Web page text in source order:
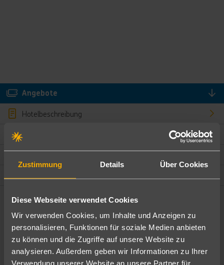
Zustimmung Details Über Cookies
Diese Webseite verwendet Cookies
Wir verwenden Cookies, um Inhalte und Anzeigen zu
personalisieren, Funktionen für soziale Medien anbieten
zu können und die Zugriffe auf unsere Website zu
analysieren. Außerdem geben wir Informationen zu Ihrer
Verwendung unserer Website an unsere Partner für
Angebote
Hotelbeschreibung
Bewertungen
Ändere die Kriterien nach deinen Wünschen
Pauschal Nur Hotel